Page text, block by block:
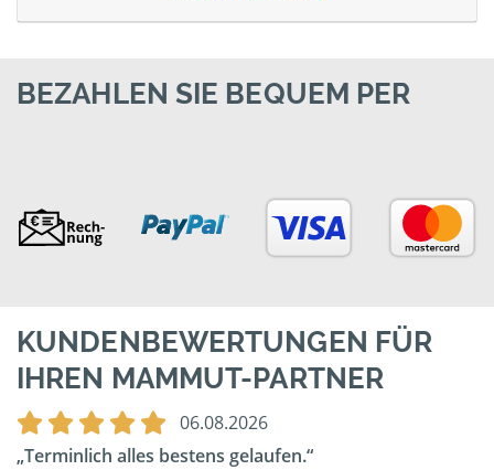
BEZAHLEN SIE BEQUEM PER
KUNDENBEWERTUNGEN FÜR
IHREN MAMMUT-PARTNER
06.08.2026
Terminlich alles bestens gelaufen.